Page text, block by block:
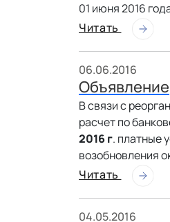
01 июня 2016
Читать
06.06.2016
Объявление
В связи с
расчет по
2016 г. платные
возобновления
Читать
04.05.2016